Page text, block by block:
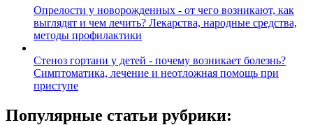
Опрелости у новорожденных - от чего возникают, как
выглядят и чем лечить? Лекарства, народные средства,
методы профилактики
Стеноз гортани у детей - почему возникает болезнь?
Симптоматика, лечение и неотложная помощь при
приступе
Популярные статьи рубрики: